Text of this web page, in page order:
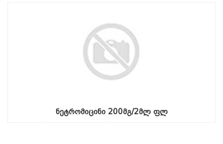
ნეტრომიცინი 200მგ/2მლ ფლ